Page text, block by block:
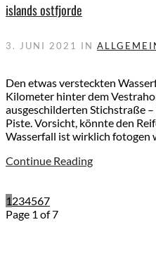
islands ostfjorde
3. JUNI 2021 IN
Den etwas versteckten
Kilometer hinter dem
ausgeschilderten Stichstraße
Piste. Vorsicht, könnte den
Wasserfall ist wirklich fotogen
Continue Reading
1234567
Page 1 of 7